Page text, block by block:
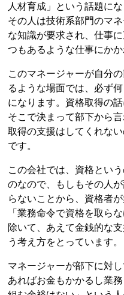
人材育成」という話題にな
その人は技術系部門のマ
な知識が要求され、仕事
つもあるような仕事にかか
このマネージャーが自分
るような場面では、必ず
になります。資格取得の
そこで決まって部下から
取得の支援はしてくれな
です。
この会社では、資格とい
のなので、もしもその人
らないことから、資格者
「業務命令で資格を取ら
除いて、あえて金銭的な
う考え方をとっています。
マネージャーが部下に対
あればお金もかかるし業